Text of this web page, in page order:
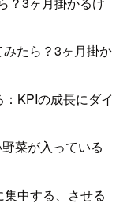
たら？3ヶ月掛か
KPIの成長にダイ
菜が入っている
中する、させる